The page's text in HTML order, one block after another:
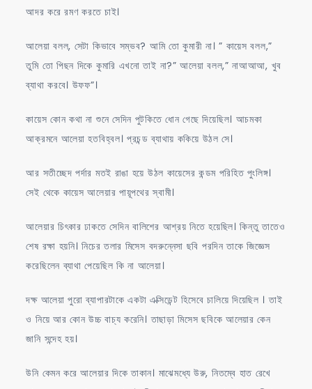
আদর করে রমণ করতে চাই।
আলেয়া বলল, সেটা কিভাবে সম্ভব? আমি তো কুমারী না। ” কায়েস বলল,”
তুমি তো পিছন দিকে কুমারি এখনো তাই না?” আলেয়া বলল,” নাআআআ, খুব
ব্যাথা করবে। উফফ”।
কায়েস কোন কথা না শুনে সেদিন পুটকিতে ধোন গেছে দিয়েছিল। আচমকা
আক্রমনে আলেয়া হতবিহ্বল। প্রচন্ড ব্যাথায় ককিয়ে উঠল সে।
আর সতীচ্ছেদ পর্দার মতই রাঙা হয়ে উঠল কায়েসের কন্ডম পরিহিত পুংলিঙ্গ।
সেই থেকে কায়েস আলেয়ার পায়ূপথের স্বামী।
আলেয়ার চিৎকার ঢাকতে সেদিন বালিশের আশ্রয় নিতে হয়েছিল। কিন্তু তাতেও
শেষ রক্ষা হয়নি। নিচের তলার মিসেস বদরুন্নেসা ছবি পরদিন তাকে জিজ্ঞেস
করেছিলেন ব্যাথা পেয়েছিল কি না আলেয়া।
দক্ষ আলেয়া পুরো ব্যাপারটাকে একটা এক্সিডেন্ট হিসেবে চালিয়ে দিয়েছিল ‌। তাই
ও নিয়ে আর কোন উচ্চ বাচ্য করেনি। তাছাড়া মিসেস ছবিকে আলেয়ার কেন
জানি সন্দেহ হয়।
উনি কেমন করে আলেয়ার দিকে তাকান। মাঝেমধ্যে উরু, নিতম্বে হাত রেখে